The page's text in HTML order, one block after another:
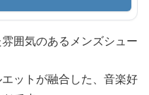
囲気のあるメンズシュー
ットが融合した、音楽好